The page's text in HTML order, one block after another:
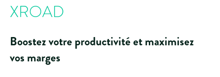
XROAD
Boostez votre productivité et maximisez
vos marges